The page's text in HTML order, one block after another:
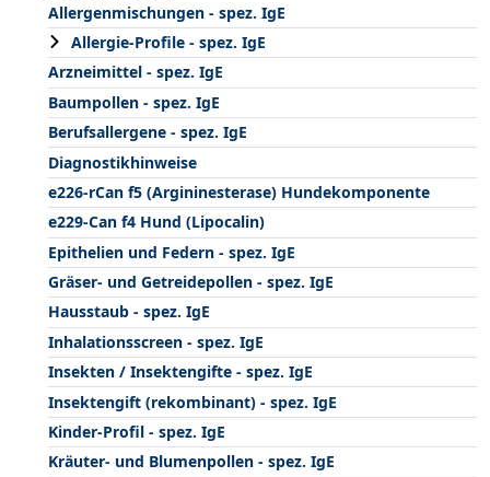
Allergenmischungen - spez. IgE
Allergie-Profile - spez. IgE
Arzneimittel - spez. IgE
Baumpollen - spez. IgE
Berufsallergene - spez. IgE
Diagnostikhinweise
e226-rCan f5 (Argininesterase) Hundekomponente
e229-Can f4 Hund (Lipocalin)
Epithelien und Federn - spez. IgE
Gräser- und Getreidepollen - spez. IgE
Hausstaub - spez. IgE
Inhalationsscreen - spez. IgE
Insekten / Insektengifte - spez. IgE
Insektengift (rekombinant) - spez. IgE
Kinder-Profil - spez. IgE
Kräuter- und Blumenpollen - spez. IgE